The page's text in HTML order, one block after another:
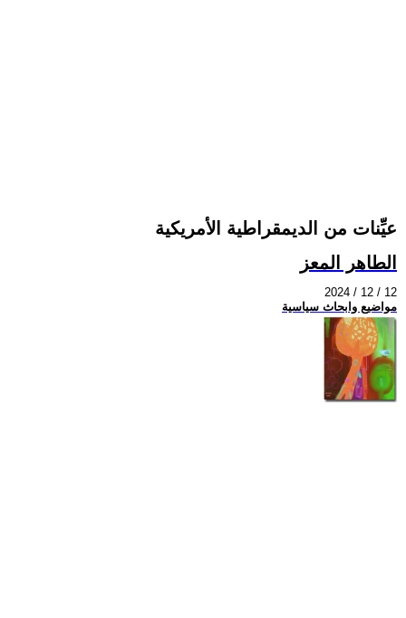
عيِّنات من الديمقراطية الأمريكية
الطاهر المعز
2024 / 12 / 12
مواضيع وابحاث سياسية